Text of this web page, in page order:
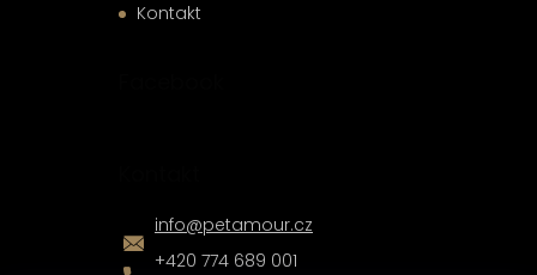
Kontakt
info@petamour.cz
+420 774 689 001